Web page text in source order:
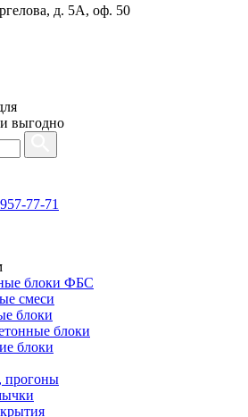
д. 5А, оф. 50
выгодно
77-71
блоки ФБС
смеси
блоки
блоки
блоки
прогоны